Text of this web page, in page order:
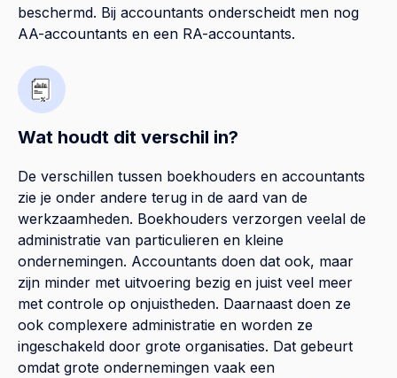
beschermd. Bij accountants onderscheidt men nog
AA-accountants en een RA-accountants.
Wat houdt dit verschil in?
De verschillen tussen boekhouders en accountants
zie je onder andere terug in de aard van de
werkzaamheden. Boekhouders verzorgen veelal de
administratie van particulieren en kleine
ondernemingen. Accountants doen dat ook, maar
zijn minder met uitvoering bezig en juist veel meer
met controle op onjuistheden. Daarnaast doen ze
ook complexere administratie en worden ze
ingeschakeld door grote organisaties. Dat gebeurt
omdat grote ondernemingen vaak een